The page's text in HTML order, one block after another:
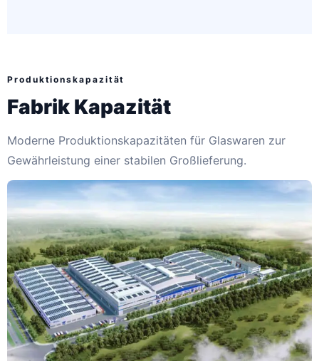
Produktionskapazität
Fabrik Kapazität
Moderne Produktionskapazitäten für Glaswaren zur
Gewährleistung einer stabilen Großlieferung.